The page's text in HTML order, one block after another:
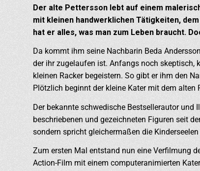
Der alte Pettersson lebt auf einem
mit kleinen handwerklichen Tätigkeiten,
hat er alles, was man zum Leben braucht.
Da kommt ihm seine Nachbarin Beda
der ihr zugelaufen ist. Anfangs noch skeptisch,
kleinen Racker begeistern. So gibt er ihm den
Plötzlich beginnt der kleine Kater mit dem alten
Der bekannte schwedische Bestsellerautor
beschriebenen und gezeichneten Figuren seit
sondern spricht gleichermaßen die
Zum ersten Mal entstand nun eine Verfilmung
Action-Film mit einem computeranimierten